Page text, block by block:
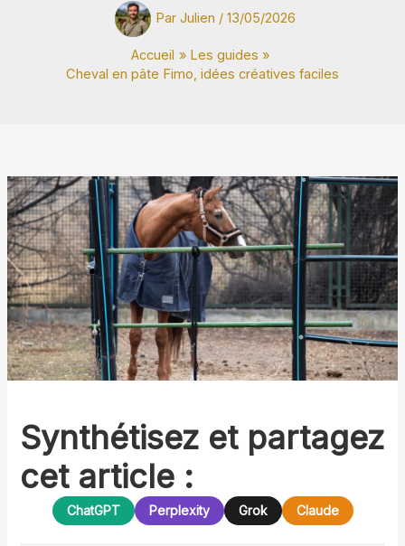
Par Julien / 13/05/2026
Accueil
Les guides
Cheval en pâte Fimo, idées créatives faciles
Synthétisez et partagez
cet article :
ChatGPT Perplexity Grok Claude